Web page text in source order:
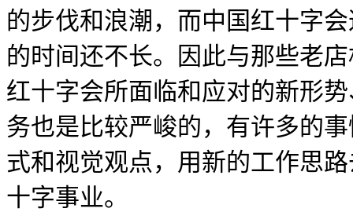
的步伐和浪潮，而中国红十字
的时间还不长。因此与那些老
红十字会所面临和应对的新形
务也是比较严峻的，有许多的
式和视觉观点，用新的工作思
十字事业。